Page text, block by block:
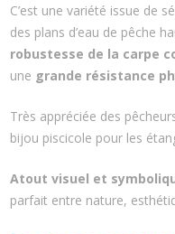
C’est une variété issue de
des plans d’eau de pêche
robustesse de la carpe
une grande résistance
Très appréciée des
bijou piscicole pour les
Atout visuel et
parfait entre nature,